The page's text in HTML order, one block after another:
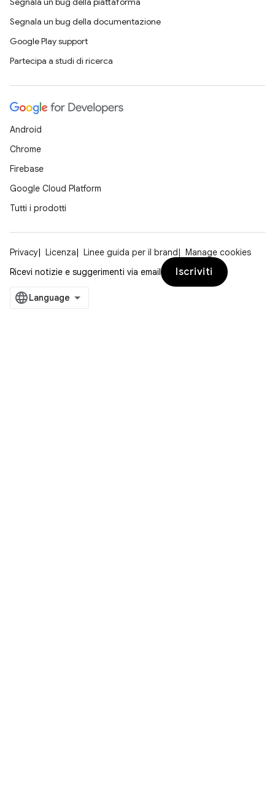
Segnala un bug della documentazione
Google Play support
Partecipa a studi di ricerca
Android
Chrome
Firebase
Google Cloud Platform
Tutti i prodotti
Privacy Licenza Linee guida per il brand
Manage cookies
Ricevi notizie e suggerimenti via email
Iscriviti